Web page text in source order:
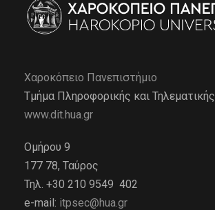
Χαροκόπειο Πανεπιστήμιο
Τμήμα Πληροφορικής και Τηλεματικής
www.dit.hua.gr
Ομήρου 9
177 78, Ταύρος
Τηλ. +30 210 9549 402
e-mail: itpsec@hua.gr